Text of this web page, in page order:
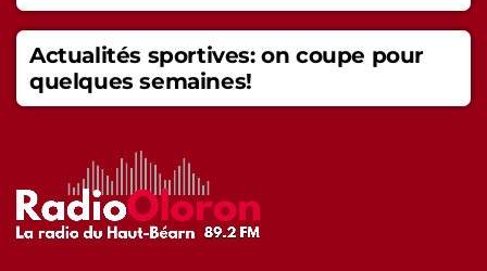
Actualités sportives: on coupe pour
quelques semaines!